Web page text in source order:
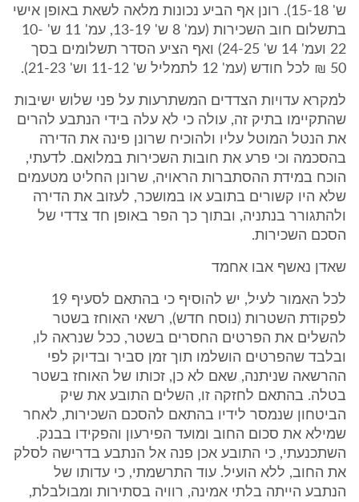
ש' 15-18). רונן אף הביע נכונות מלאה לשאת באופן אישי
בתשלום חוב השכירות (עמ' 8 ש' 13-19, עמ' 11 ש' 10-
22 ועמ' 14 ש' 24-25) ואף הציע הסדר תשלומים בסך
50 ₪ לכל חודש (עמ' 12 לתמליל ש' 11-12 וש' 21-23).
למקרא עדויות הצדדים המשתרעות על פני שלוש ישיבות
שהתקיימו בתיק זה, עולה כי לא עלה בידי הנתבע להרים
את הנטל המוטל עליו ולהוכיח שרונן פינה את הדירה
בהסכמה וכי פרע את חובות השכירות במלואם. לדעתי,
הוכח במידת ההסתברות הראויה, שרונן החליט מטעמים
שלא היו קשורים בתובע או במושכר, לעזוב את הדירה
ולהתגורר בנתניה, ובתוך כך הפר באופן חד צדדי של
הסכם השכירות.
שאדן נאשף אבו אחמד
לכל האמור לעיל, יש להוסיף כי בהתאם לסעיף 19
לפקודת השטרות (נוסח חדש), רשאי האוחז בשטר
להשלים את הפרטים החסרים בשטר, ככל שנראה לו,
ובלבד שהפרטים הושלמו תוך זמן סביר ובדיוק לפי
ההרשאה שניתנה, שאם לא כן, זכותו של האוחז בשטר
בטלה. בהתאם לחזקה זו, השלים התובע את שיק
הביטחון שנמסר לידיו בהתאם להסכם השכירות, לאחר
שמילא את סכום החוב ומועד הפירעון והפקידו בבנק.
השתכנעתי, כי התובע אכן פנה אל הנתבע בדרישה לסלק
את החוב, ללא הועיל. עוד התרשמתי, כי עדותו של
הנתבע הייתה בלתי אמינה, רוויה בסתירות ומבולבלת,